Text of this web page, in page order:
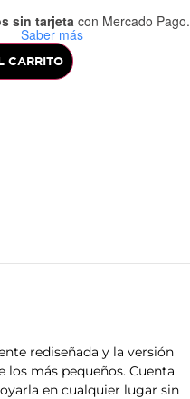
sin tarjeta con Mercado Pago.
Saber más
CARRITO
rediseñada y la versión
los más pequeños. Cuenta
en cualquier lugar sin